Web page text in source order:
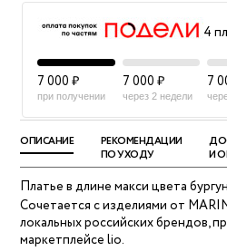
4
7 000 ₽
при получении
7 000 ₽
через 2 недели
7
ОПИСАНИЕ
РЕКОМЕНДАЦИИ
ПО УХОДУ
И
Платье в длине макси цвета
Сочетается с изделиями от
локальных российских брендов,
маркетплейсе lio.